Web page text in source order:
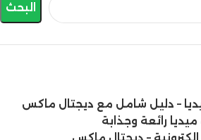
البحث
– دليل شامل مع ديجتال ماكس
رائعة وجذابة